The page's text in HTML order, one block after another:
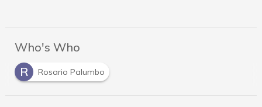
Who's Who
R
Rosario Palumbo